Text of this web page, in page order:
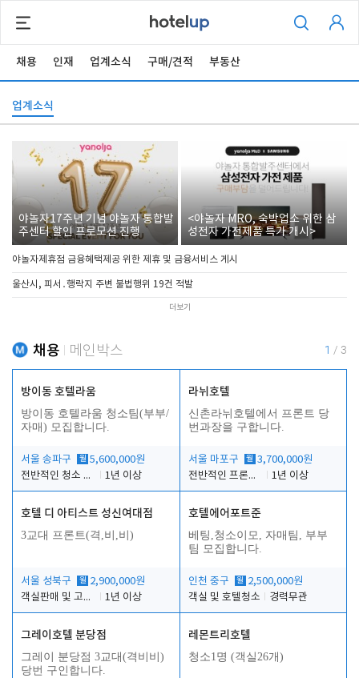
채용 인재 업계소식 구매/견적 부동산
업계소식
야놀자17주년 기념 야놀자 통합발
주센터 할인 프로모션 진행
<야놀자 MRO, 숙박업소 위한 삼
성전자 가전제품 특가 개시>
야놀자제휴점 금융혜택제공 위한 제휴 및 금융서비스 게시
울산시, 피서․행락지 주변 불법행위 19건 적발
더보기
채용 메인박스 1 / 3
방이동 호텔라움
방이동 호텔라움 청소팀(부부/
자매) 모집합니다.
서울 송파구 월 5,600,000원
전반적인 청소 업무(객실청소.객실정리)
1년 이상
라뉘호텔
신촌라뉘호텔에서 프론트 당
번과장을 구합니다.
서울 마포구 월 3,700,000원
전반적인 프론트 당번업무
1년 이상
호텔 디 아티스트 성신여대점
3교대 프론트(격,비,비)
서울 성북구 월 2,900,000원
객실판매 및 고객응대
1년 이상
호텔에어포트준
베팅,청소이모, 자매팀, 부부
팀 모집합니다.
인천 중구 월 2,500,000원
객실 및 호텔청소
경력무관
그레이호텔 분당점
그레이 분당점 3교대(격비비)
당번 구인합니다.
레몬트리호텔
청소1명 (객실26개)